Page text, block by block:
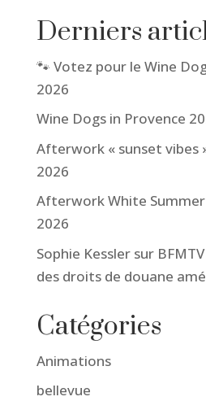
Derniers
🐾 Votez pour le Wine
2026
Wine Dogs in Provence
Afterwork « sunset vibes
2026
Afterwork White
2026
Sophie Kessler sur
des droits de douane
Catégories
Animations
bellevue